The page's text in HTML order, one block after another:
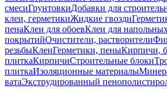
смесиГрунтовкиДобавки для
клеи, герметикиЖидкие гвозди
пенаКлеи для обоевКлеи для
покрытийОчистители, растворители
резьбыКлеиГерметики, пеныКирпичи,
плиткаКирпичиСтроительные блоки
плиткаИзоляционные материалы
ватаЭкструдированный